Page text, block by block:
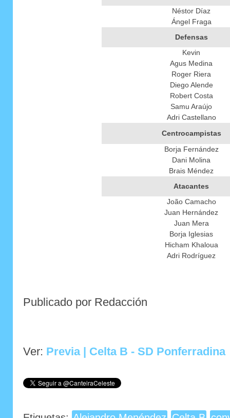
Néstor Díaz
Ángel Fraga
Defensas
Kevin
Agus Medina
Roger Riera
Diego Alende
Robert Costa
Samu Araújo
Adri Castellano
Centrocampistas
Borja Fernández
Dani Molina
Brais Méndez
Atacantes
João Camacho
Juan Hernández
Juan Mera
Borja Iglesias
Hicham Khaloua
Adri Rodríguez
Publicado por Redacción
Ver: Previa | Celta B - SD Ponferradina